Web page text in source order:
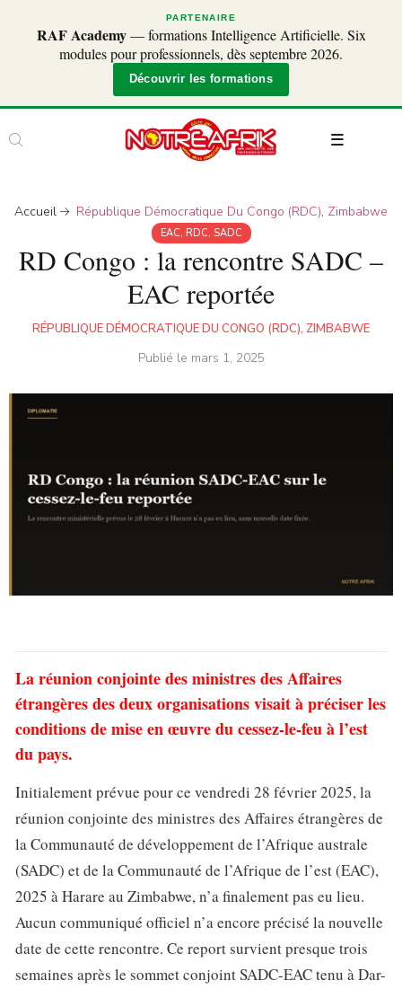
PARTENAIRE
RAF Academy— formations Intelligence Artificielle. Six
modules pour professionnels, dès septembre 2026.
Découvrir les formations
Accueil République Démocratique Du Congo (RDC), Zimbabwe
EAC, RDC, SADC
RD Congo : la rencontre SADC –
EAC reportée
RÉPUBLIQUE DÉMOCRATIQUE DU CONGO (RDC), ZIMBABWE
Publié le mars 1, 2025
La réunion conjointe des ministres des Affaires
étrangères des deux organisations visait à préciser les
conditions de mise en œuvre du cessez-le-feu à l’est
du pays.
Initialement prévue pour ce vendredi 28 février 2025, la
réunion conjointe des ministres des Affaires étrangères de
la Communauté de développement de l’Afrique australe
(SADC) et de la Communauté de l’Afrique de l’est (EAC),
2025 à Harare au Zimbabwe, n’a finalement pas eu lieu.
Aucun communiqué officiel n’a encore précisé la nouvelle
date de cette rencontre. Ce report survient presque trois
semaines après le sommet conjoint SADC-EAC tenu à Dar-